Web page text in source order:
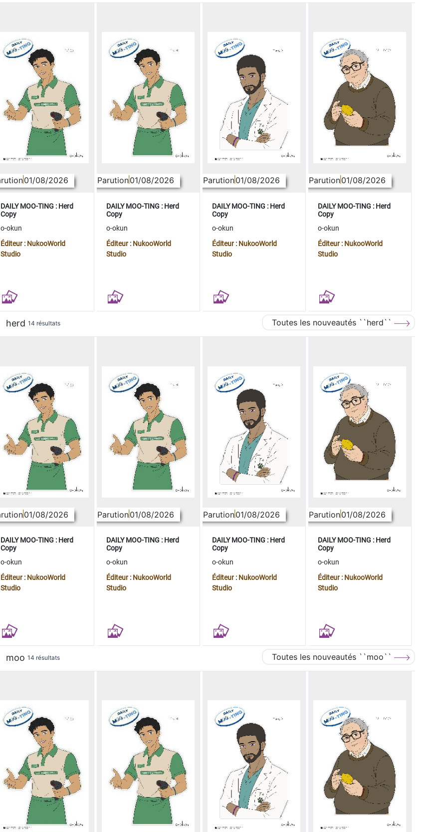
01/08/2026
DAILY MOO-TING : Herd
Copy
o-okun
Éditeur : NukooWorld
Studio
Parution01/08/2026
DAILY MOO-TING : Herd
Copy
o-okun
Éditeur : NukooWorld
Studio
Parution01/08/2026
DAILY MOO-TING : Herd
Copy
o-okun
Éditeur : NukooWorld
Studio
Parution01/08/2026
DAILY MOO-TING : Herd
Copy
o-okun
Éditeur : NukooWorld
Studio
herd 14 résultats Toutes les nouveautés ``herd``
01/08/2026
DAILY MOO-TING : Herd
Copy
o-okun
Éditeur : NukooWorld
Studio
Parution01/08/2026
DAILY MOO-TING : Herd
Copy
o-okun
Éditeur : NukooWorld
Studio
Parution01/08/2026
DAILY MOO-TING : Herd
Copy
o-okun
Éditeur : NukooWorld
Studio
Parution01/08/2026
DAILY MOO-TING : Herd
Copy
o-okun
Éditeur : NukooWorld
Studio
moo 14 résultats Toutes les nouveautés ``moo``